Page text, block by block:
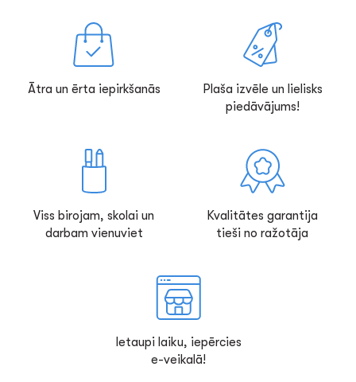
Ātra un ērta iepirkšanās
Plaša izvēle un lielisks
piedāvājums!
Viss birojam, skolai un
darbam vienuviet
Kvalitātes garantija
tieši no ražotāja
Ietaupi laiku, iepērcies
e-veikalā!